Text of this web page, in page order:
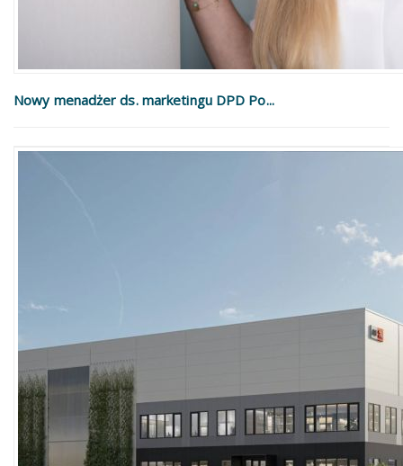
Nowy menadżer ds. marketingu DPD Po...